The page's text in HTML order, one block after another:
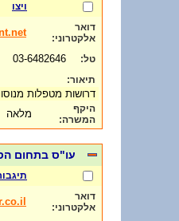
ויצו
דואר
אלקטרוני:
טל:
תיאור:
דרושות מטפלות
היקף
המשרה:
מלאה
עו"ס בתחום
דואר
אלקטרוני: